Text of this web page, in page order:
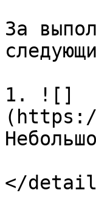
За
1. ![]
</